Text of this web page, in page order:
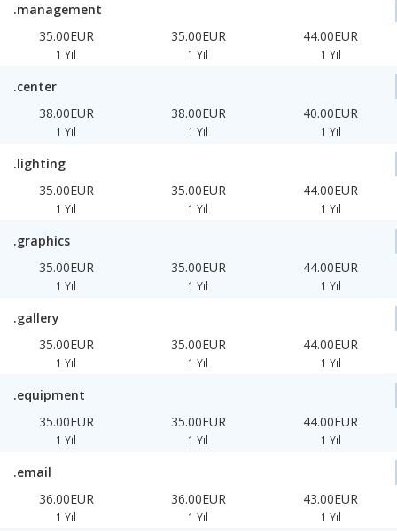
.management
35.00EUR
1 Yıl
35.00EUR
1 Yıl
44.00EUR
1 Yıl
.center
38.00EUR
1 Yıl
38.00EUR
1 Yıl
40.00EUR
1 Yıl
.lighting
35.00EUR
1 Yıl
35.00EUR
1 Yıl
44.00EUR
1 Yıl
.graphics
35.00EUR
1 Yıl
35.00EUR
1 Yıl
44.00EUR
1 Yıl
.gallery
35.00EUR
1 Yıl
35.00EUR
1 Yıl
44.00EUR
1 Yıl
.equipment
35.00EUR
1 Yıl
35.00EUR
1 Yıl
44.00EUR
1 Yıl
.email
36.00EUR
1 Yıl
36.00EUR
1 Yıl
43.00EUR
1 Yıl